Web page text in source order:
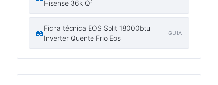
Hisense 36k Qf
📖
Ficha técnica EOS Split 18000btu
Inverter Quente Frio Eos
GUIA